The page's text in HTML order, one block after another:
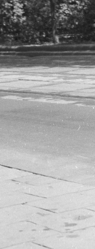
Németfalu
a Cséplő Gyuri című film
A felvétel a Cséplő Gyuri című film forgatásakor készült.